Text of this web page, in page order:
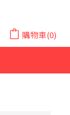
購物車(0)